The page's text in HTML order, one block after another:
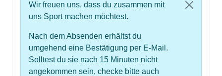
Wir freuen uns, dass du zusammen mit
uns Sport machen möchtest.
Nach dem Absenden erhältst du
umgehend eine Bestätigung per E-Mail.
Solltest du sie nach 15 Minuten nicht
angekommen sein, checke bitte auch